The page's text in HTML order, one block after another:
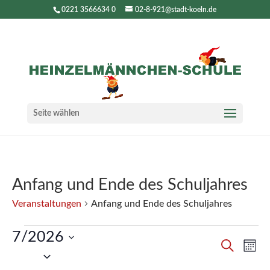
0221 3566634 0 02-8-921@stadt-koeln.de
Seite wählen
Anfang und Ende des Schuljahres
Veranstaltungen Anfang und Ende des Schuljahres
Veranstaltungen
Suche
Suche
7/2026